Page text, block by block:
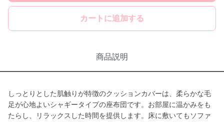
カートに追加する
商品説明
しっとりとした肌触りが特徴のクッションカバーは、柔らかな毛
足が心地よいシャギータイプの座布団です。お部屋に温かみをも
たらし、リラックスした時間を提供します。床に敷いてもソファ